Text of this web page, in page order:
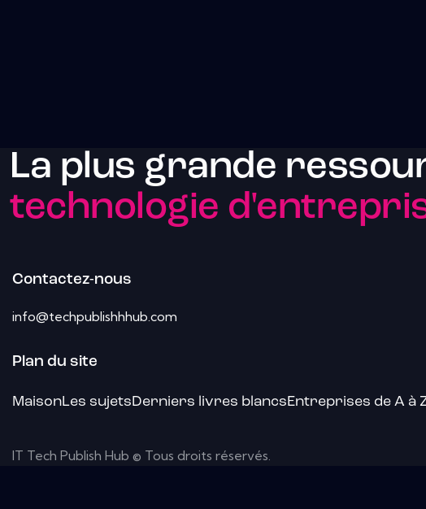
La plus grande
technologie
Contactez-nous
info@techpublishhhub.com
Plan du site
MaisonLes sujetsDerniers livres blancsEntreprises de A à
IT Tech Publish Hub © Tous droits réservés.